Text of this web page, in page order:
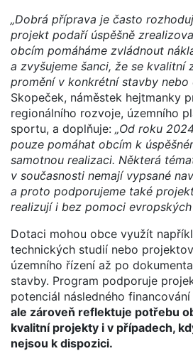
„Dobrá příprava je často
projekt podaří úspěšně
obcím pomáháme zvládnout
a zvyšujeme šanci, že se kvalitní
promění v konkrétní stavby nebo
Skopeček, náměstek hejtmanky
regionálního rozvoje, územního
sportu, a doplňuje: „Od roku
pouze pomáhat obcím k
samotnou realizaci. Některá
v současnosti nemají vypsané
a proto podporujeme také
realizují i bez pomoci
Dotaci mohou obce využít
technických studií nebo
územního řízení až po
stavby. Program podporuje
potenciál následného
ale zároveň reflektuje potřebu
kvalitní projekty i v případech,
nejsou k dispozici.